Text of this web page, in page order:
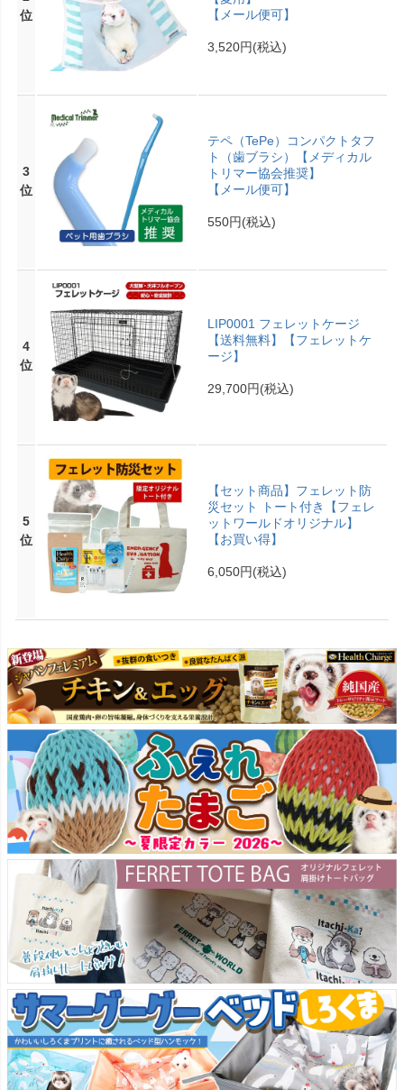
位
【メール便可】
3,520円(税込)
3
位
テペ（TePe）コンパクトタフ
ト（歯ブラシ）【メディカル
トリマー協会推奨】
【メール便可】
550円(税込)
4
位
LIP0001 フェレットケージ
【送料無料】【フェレットケ
ージ】
29,700円(税込)
5
位
【セット商品】フェレット防
災セット トート付き【フェレ
ットワールドオリジナル】
【お買い得】
6,050円(税込)